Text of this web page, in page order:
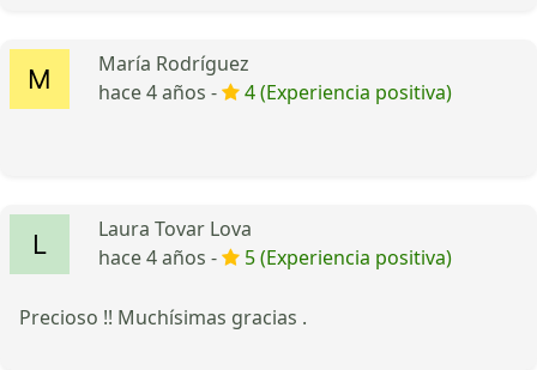
María Rodríguez
hace 4 años -
4 (Experiencia positiva)
Laura Tovar Lova
hace 4 años -
5 (Experiencia positiva)
Precioso !! Muchísimas gracias .